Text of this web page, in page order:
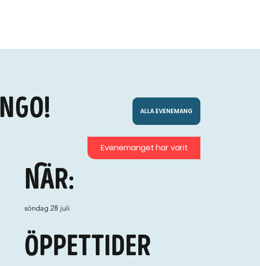
ALLA EVENEMANG
När:
söndag 28 juli
Öppettider
Evenemanget har varit